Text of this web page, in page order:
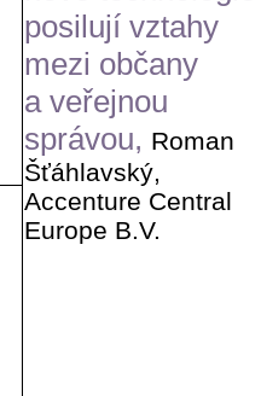
posilují vztahy
mezi občany
a veřejnou
správou, Roman
Šťáhlavský,
Accenture Central
Europe B.V.